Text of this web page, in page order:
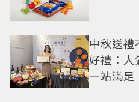
中秋送禮
好禮：人
一站滿足